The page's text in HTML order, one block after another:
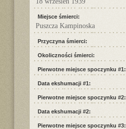
Miejsce śmierci:
Puszcza Kampinoska
Przyczyna śmierci:
Okoliczności śmierci:
Pierwotne miejsce spoczynku #1:
Data ekshumacji #1:
Pierwotne miejsce spoczynku #2:
Data ekshumacji #2:
Pierwotne miejsce spoczynku #3: